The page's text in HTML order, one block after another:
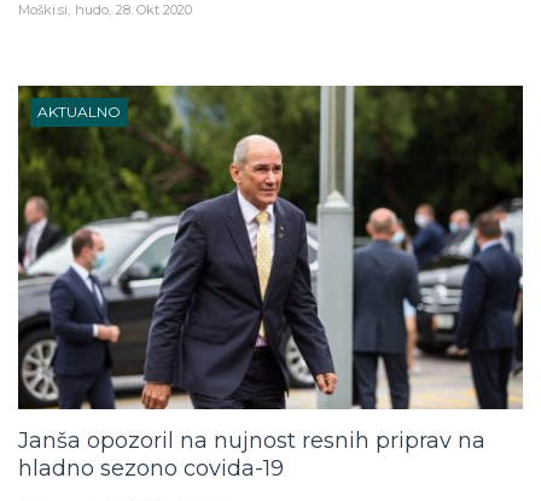
Moški.si hudo 28. Okt 2020
AKTUALNO
Janša opozoril na nujnost resnih priprav na
hladno sezono covida-19